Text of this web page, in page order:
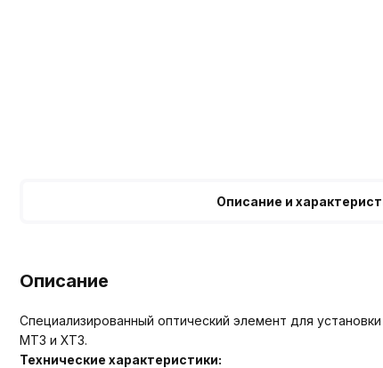
Описание и
Описание
Специализированный оптический элемент для
МТЗ и ХТЗ.
Технические характеристики: